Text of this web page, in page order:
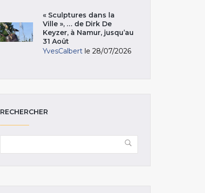
« Sculptures dans la
Ville », … de Dirk De
Keyzer, à Namur, jusqu’au
31 Août
YvesCalbert le 28/07/2026
RECHERCHER